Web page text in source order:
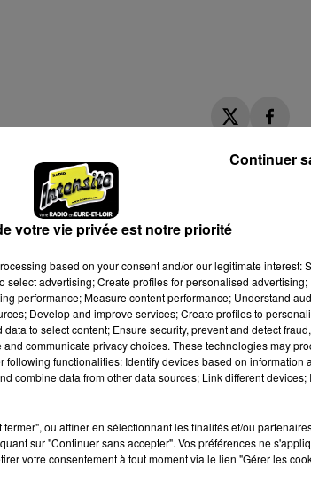
votre vie privée est notre priorité
based on your consent and/or our legitimate interest:
select advertising; Create profiles for personalised advertising;
performance; Measure content performance; Understand
Develop and improve services; Create profiles to
to select content; Ensure security, prevent and detect
communicate privacy choices. These technologies may
following functionalities: Identify devices based on information
combine data from other data sources; Link different devices;
ou affiner en sélectionnant les finalités et/ou
sur "Continuer sans accepter". Vos préférences ne
votre consentement à tout moment via le lien "Gérer les
Continuer